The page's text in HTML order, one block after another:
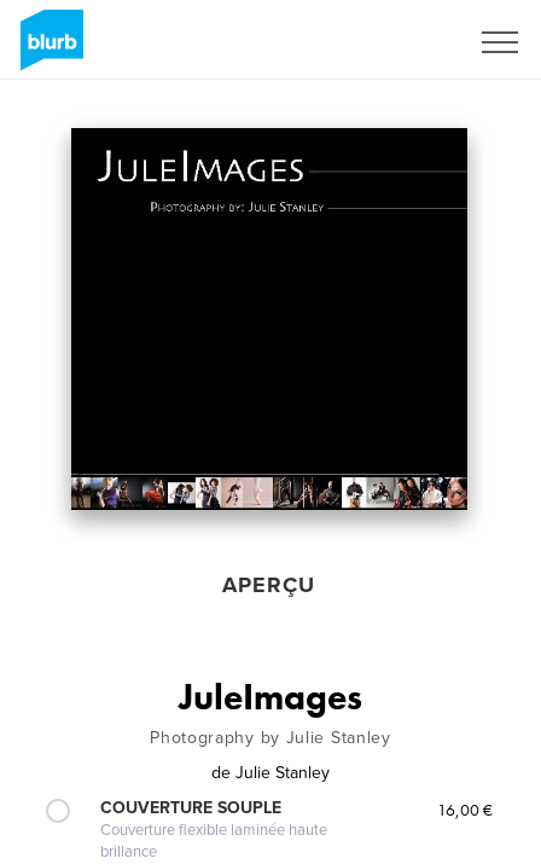
APERÇU
JuleImages
Photography by Julie Stanley
de Julie Stanley
COUVERTURE SOUPLE
Couverture flexible laminée haute
brillance
16,00 €